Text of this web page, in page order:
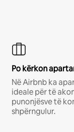
Po kërkon
Në Airbnb ka
ideale për të
punonjësve të
shpërngulur.